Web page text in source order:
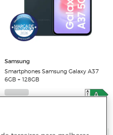
Samsung
Smartphones Samsung Galaxy A37
6GB + 128GB